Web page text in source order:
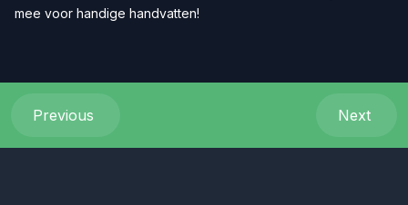
mee voor handige handvatten!
Previous Next